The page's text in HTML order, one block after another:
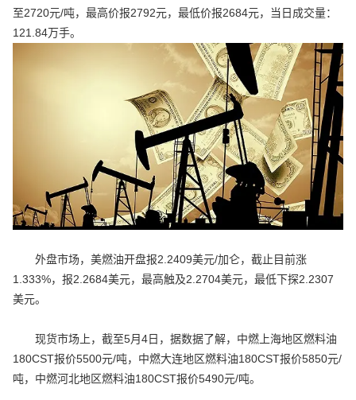
至2720元/吨，最高价报2792元，最低价报2684元，当日成交量：
121.84万手。
外盘市场，美燃油开盘报2.2409美元/加仑，截止目前涨
1.333%，报2.2684美元，最高触及2.2704美元，最低下探2.2307
美元。
现货市场上，截至5月4日，据数据了解，中燃上海地区燃料油
180CST报价5500元/吨，中燃大连地区燃料油180CST报价5850元/
吨，中燃河北地区燃料油180CST报价5490元/吨。